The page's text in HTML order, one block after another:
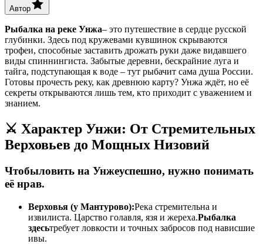
Автор
Рыбалка на реке Унжа– это путешествие в сердце русской
глубинки. Здесь под кружевами кувшинок скрываются
трофеи, способные заставить дрожать руки даже видавшего
виды спиннингиста. Забытые деревни, бескрайние луга и
тайга, подступающая к воде – тут рыбачит сама душа России.
Готовы прочесть реку, как древнюю карту? Унжа ждёт, но её
секреты открываются лишь тем, кто приходит с уважением и
знанием.
⚔️ Характер Унжи: От Стремительных
Верховьев до Мощных Низовий
Чтобыловить на Унжеуспешно, нужно понимать
её нрав.
Верховья (у Мантурово):Река стремительна и
извилиста. Царство голавля, язя и жереха.Рыбалка
здесьтребует ловкости и точных забросов под нависшие
ивы.